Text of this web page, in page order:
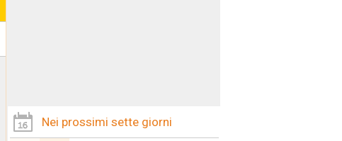
Nei prossimi sette giorni